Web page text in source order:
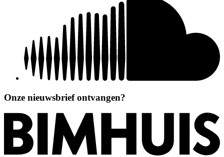
Onze nieuwsbrief ontvangen?